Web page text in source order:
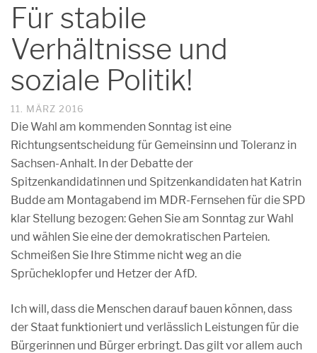
Für stabile
Verhältnisse und
soziale Politik!
11. MÄRZ 2016
Die Wahl am kommenden Sonntag ist eine
Richtungsentscheidung für Gemeinsinn und Toleranz in
Sachsen-Anhalt. In der Debatte der
Spitzenkandidatinnen und Spitzenkandidaten hat Katrin
Budde am Montagabend im MDR-Fernsehen für die SPD
klar Stellung bezogen: Gehen Sie am Sonntag zur Wahl
und wählen Sie eine der demokratischen Parteien.
Schmeißen Sie Ihre Stimme nicht weg an die
Sprücheklopfer und Hetzer der AfD.
Ich will, dass die Menschen darauf bauen können, dass
der Staat funktioniert und verlässlich Leistungen für die
Bürgerinnen und Bürger erbringt. Das gilt vor allem auch